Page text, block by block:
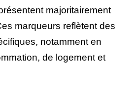
majoritairement
marqueurs reflètent des
notamment en
de logement et